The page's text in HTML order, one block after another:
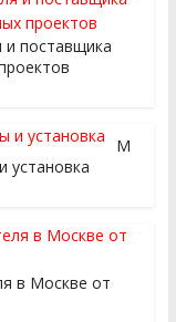
и поставщика
М
установка
в Москве от